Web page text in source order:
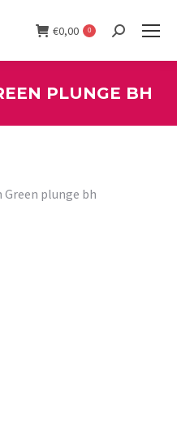
€0,00 0 Search:
PLUNGE BH
Green plunge bh